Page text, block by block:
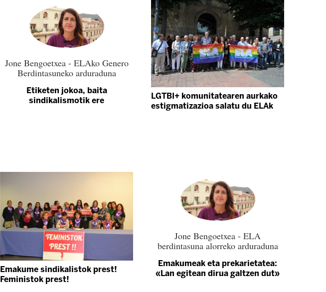
Jone Bengoetxea - ELAko Genero
Berdintasuneko arduraduna
Etiketen jokoa, baita
sindikalismotik ere
LGTBI+ komunitatearen aurkako
estigmatizazioa salatu du ELAk
Emakume sindikalistok prest!
Feministok prest!
Jone Bengoetxea - ELA
berdintasuna alorreko arduraduna
Emakumeak eta prekarietatea:
«Lan egitean dirua galtzen dut»